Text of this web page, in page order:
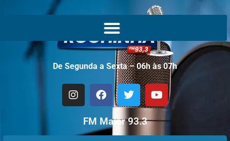
De Segunda a Sexta – 06h às 07h
FM Maior 93.3